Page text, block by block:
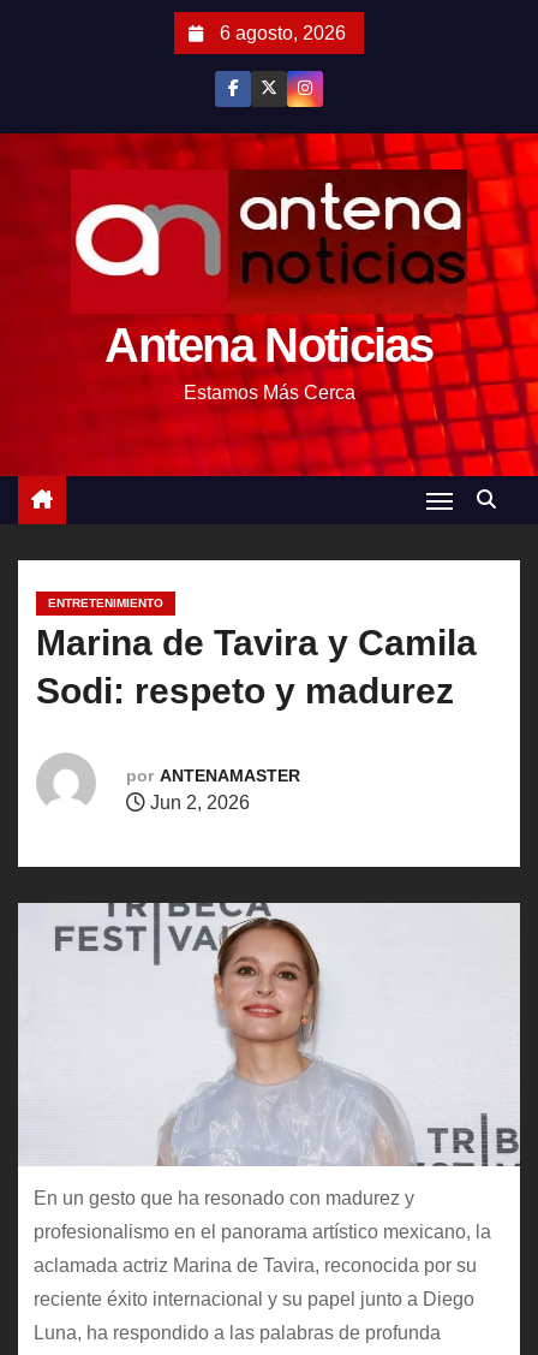
6 agosto, 2026
Antena Noticias
Estamos Más Cerca
ENTRETENIMIENTO
Marina de Tavira y Camila
Sodi: respeto y madurez
por ANTENAMASTER
Jun 2, 2026
En un gesto que ha resonado con madurez y
profesionalismo en el panorama artístico mexicano, la
aclamada actriz Marina de Tavira, reconocida por su
reciente éxito internacional y su papel junto a Diego
Luna, ha respondido a las palabras de profunda